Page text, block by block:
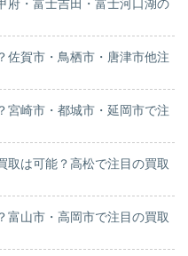
府・富士吉田・富士河口湖の
佐賀市・鳥栖市・唐津市他注
宮崎市・都城市・延岡市で注
取は可能？高松で注目の買取
富山市・高岡市で注目の買取